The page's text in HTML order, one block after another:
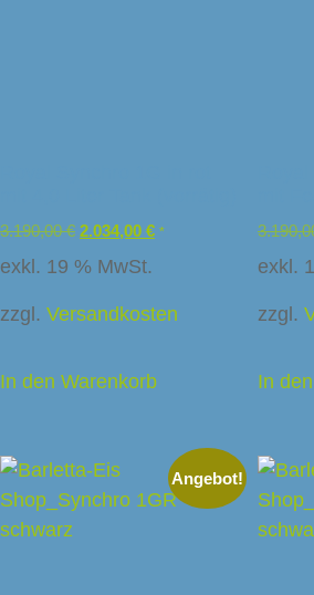
3.190,00€ 2.034,00 € *
exkl. 19 % MwSt.
zzgl. Versandkosten
In den Warenkorb
exkl.
zzgl.
In
Angebot!